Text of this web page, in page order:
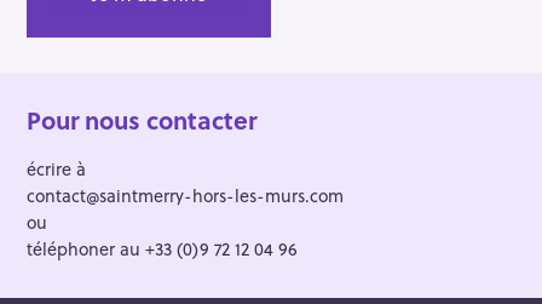
Pour nous contacter
écrire à
contact@saintmerry-hors-les-murs.com
ou
téléphoner au +33 (0)9 72 12 04 96